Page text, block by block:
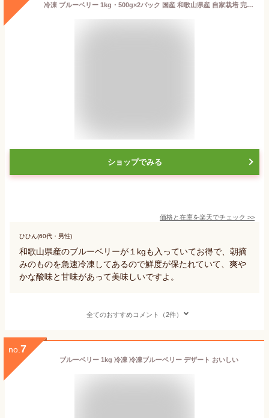
冷凍 ブルーベリー 1kg・500g×2パック 国産 和歌山県産 自家栽培 完熟 冷凍果実 冷凍デザート 冷凍フルーツ スムージー アサイー BlueBerry
ショップでみる
価格と在庫を楽天でチェック >>
ひひん(60代・男性)
和歌山県産のブルーベリーが１kgも入っていてお得で、朝摘
みのものを急速冷凍してあるので鮮度が保たれていて、爽や
かな酸味と甘味があって美味しいですよ。
全てのおすすめコメント（2件）
no. 7
ブルーベリー 1kg 冷凍 冷凍ブルーベリー デザート おいしい